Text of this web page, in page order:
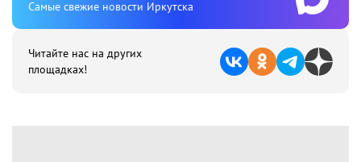
Cамые свежие новости Иркутска
Читайте нас на других
площадках!